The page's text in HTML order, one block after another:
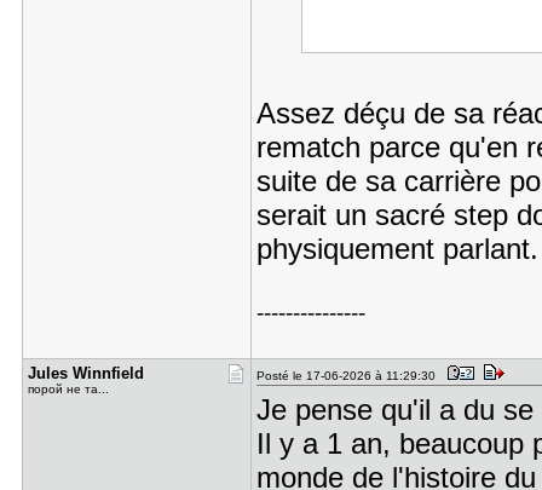
Assez déçu de sa
rematch parce qu'en
suite de sa carrière
serait un sacré step
physiquement parlant.
---------------
Jules Winn​field
порой не та...
Posté le 17-06-2026 à 11:29:30
Je pense qu'il a du
Il y a 1 an, beaucoup
monde de l'histoire